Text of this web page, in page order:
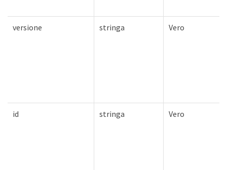
versione stringa Vero
id stringa Vero